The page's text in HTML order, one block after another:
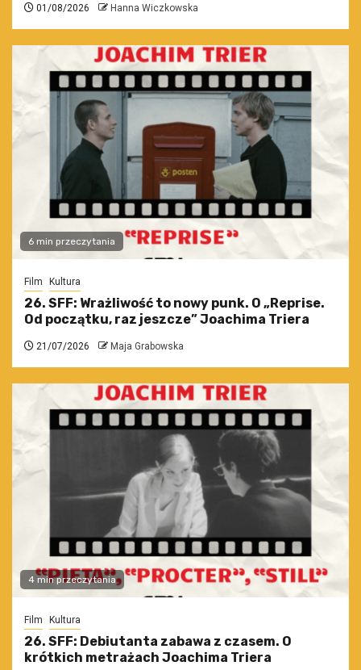
01/08/2026 Hanna Wiczkowska
6 min przeczytania
Film Kultura
26. SFF: Wrażliwość to nowy punk. O „Reprise.
Od początku, raz jeszcze” Joachima Triera
21/07/2026 Maja Grabowska
4 min przeczytania
Film Kultura
26. SFF: Debiutanta zabawa z czasem. O
krótkich metrażach Joachima Triera